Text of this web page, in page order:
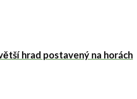
hrad postavený na horách